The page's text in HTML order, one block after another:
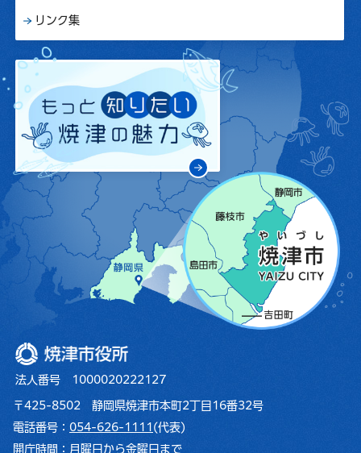
リンク集
焼津市役所
法人番号 1000020222127
〒425-8502 静岡県焼津市本町2丁目16番32号
電話番号： 054-626-1111 (代表)
開庁時間： 月曜日から金曜日まで